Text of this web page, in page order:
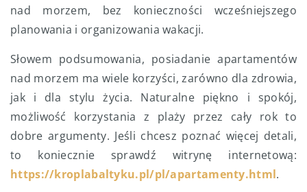
nad morzem, bez konieczności wcześniejszego
planowania i organizowania wakacji.
Słowem podsumowania, posiadanie apartamentów
nad morzem ma wiele korzyści, zarówno dla zdrowia,
jak i dla stylu życia. Naturalne piękno i spokój,
możliwość korzystania z plaży przez cały rok to
dobre argumenty. Jeśli chcesz poznać więcej detali,
to koniecznie sprawdź witrynę internetową:
https://kroplabaltyku.pl/pl/apartamenty.html.